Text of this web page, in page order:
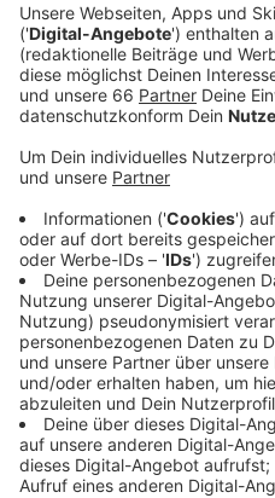
Veröffentlicht:Donnerstag,
Anzeige
Rund 11.000 Menschen
in das neue
Straße ziehen. Geplant ist
Standards, auch aus
Kosten werden auf über
Der Rat soll heute
Architektenwettbewerb
Baustart könnte in etwa
heute läuft corona-
Halle. Dabei ist auch OB
gestern (17. November)